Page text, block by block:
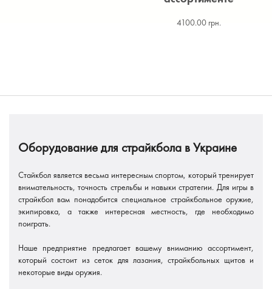
4100.00 грн.
Оборудование для страйкбола в Украине
Стайкбол является весьма интересным спортом, который тренирует
внимательность, точность стрельбы и навыки стратегии. Для игры в
страйкбол вам понадобится специальное страйкбольное оружие,
экипировка, а также интересная местность, где необходимо
поиграть.
Наше предприятие предлагает вашему вниманию ассортимент,
который состоит из сеток для лазания, страйкбольных щитов и
некоторые виды оружия.